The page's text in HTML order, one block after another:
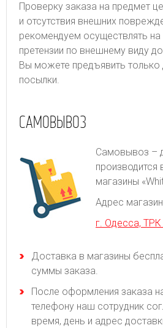
Проверку заказа на предмет
и отсутствия внешних
рекомендуем осуществлять на
претензии по внешнему виду
Вы можете предъявить
посылки.
САМОВЫВОЗ
Самовывоз –
производится
магазины
Адрес
г. Одесса,
Доставка в магазины
суммы заказа.
После оформления заказа
телефону наш сотрудник
время, день и адрес